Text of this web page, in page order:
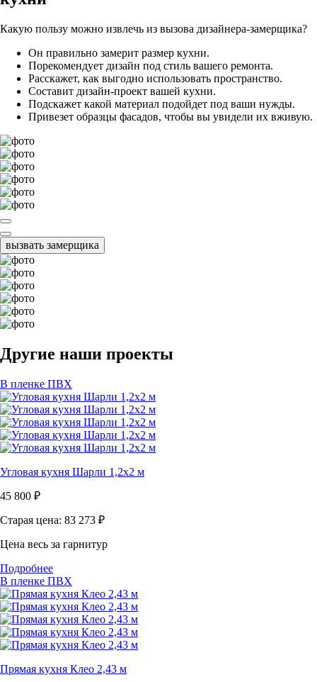
Какую пользу можно извлечь из вызова дизайнера-замерщика?
Он правильно замерит размер кухни.
Порекомендует дизайн под стиль вашего ремонта.
Расскажет, как выгодно использовать пространство.
Составит дизайн-проект вашей кухни.
Подскажет какой материал подойдет под ваши нужды.
Привезет образцы фасадов, чтобы вы увидели их вживую.
вызвать замерщика
Другие наши проекты
В пленке ПВХ
Угловая кухня Шарли 1,2х2 м
45 800 ₽
Старая цена: 83 273 ₽
Цена весь за гарнитур
Подробнее
В пленке ПВХ
Прямая кухня Клео 2,43 м